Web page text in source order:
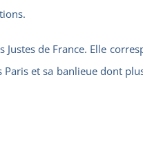
de France. Elle
et sa banlieue dont